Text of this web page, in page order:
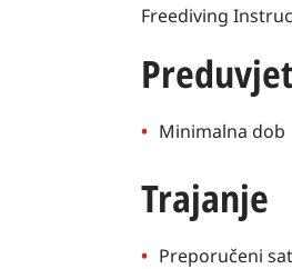
Freediving
Minimalna dob
Trajanje
Preporučeni